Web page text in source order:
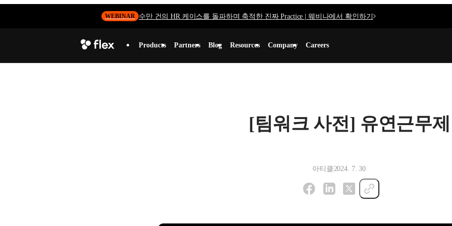
WEBINAR 수만 건의 HR 케이스를 돌파하며 축적한 진짜 Practice | 웨비나에서 확인하기
Products Partners Blog Resources Company Careers
[팀워크 사전] 유연근무제
아티클2024. 7. 30